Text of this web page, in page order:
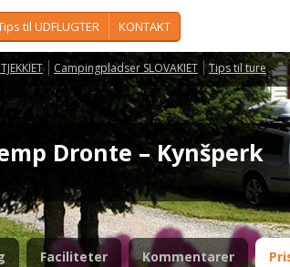
til UDFLUGTER KONTAKT
Campingpladser SLOVAKIET Tips til ture
Dronte – Kynšperk
Faciliteter Kommentarer